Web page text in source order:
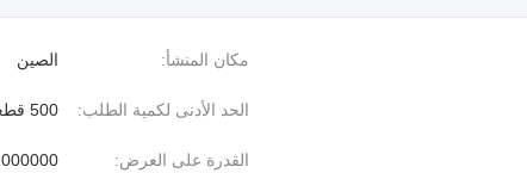
مكان المنشأ: الصين
الحد الأدنى لكمية الطلب: 500 قطعة
القدرة على العرض: 2000000 قطعة /